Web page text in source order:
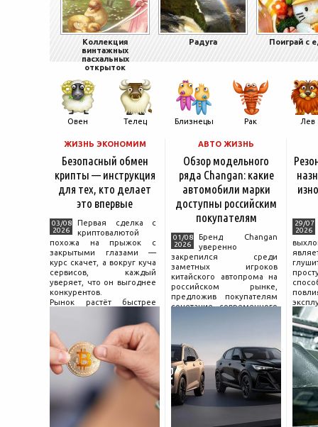
Коллекция
винтажных
пасхальных
открыток
Радуга Поиграй с
Овен Телец Близнецы Рак Лев
ЖИЗНЬ ЭКОНОМИМ
Безопасный обмен
крипты — инструкция
для тех, кто делает
это впервые
03/08
2026
Первая сделка с
криптовалютой
похожа на прыжок с
закрытыми глазами —
курс скачет, а вокруг куча
сервисов, каждый
уверяет, что он выгоднее
конкурентов.
Рынок растёт быстрее
поведения на нём.
Петербургские
криптообменники,
московские
АВТО ЖИЗНЬ
Обзор модельного
ряда Changan: какие
автомобили марки
доступны российским
покупателям
01/08
2026
Бренд Changan
уверенно
закрепился среди
заметных игроков
китайского автопрома на
российском рынке,
предложив покупателям
сочетание современного
насчитывает несколько
десятилетий
29/07
2026
и